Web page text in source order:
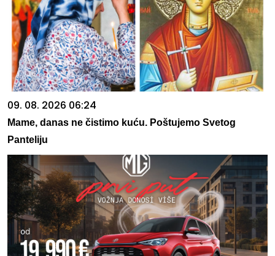
09. 08. 2026 06:24
Mame, danas ne čistimo kuću. Poštujemo Svetog
Panteliju